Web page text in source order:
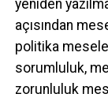
yeniden
açısından
politika
sorumluluk,
zorunluluk